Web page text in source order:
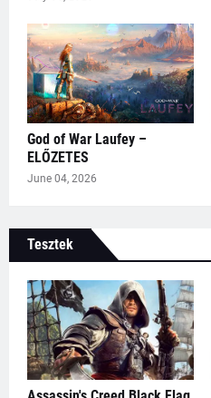
God of War Laufey –
ELŐZETES
June 04, 2026
Tesztek